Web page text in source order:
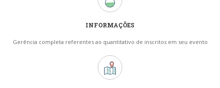
INFORMAÇÕES
Gerência completa referentes ao quantitativo de inscritos em seu evento